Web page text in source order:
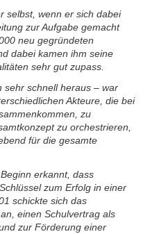
selbst, wenn er sich dabei
zur Aufgabe gemacht
neu gegründeten
dabei kamen ihm seine
sehr gut zupass.
sehr schnell heraus – war
Akteure, die bei
zu
zu orchestrieren,
für die gesamte
erkannt, dass
zum Erfolg in einer
schickte sich das
einen Schulvertrag als
zur Förderung einer